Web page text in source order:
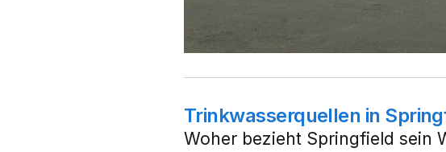
Trinkwasserquellen in
Woher bezieht Springfield sein